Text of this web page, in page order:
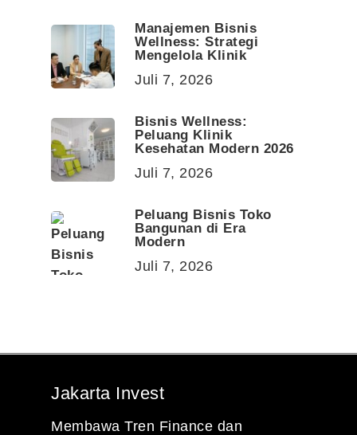
Manajemen Bisnis
Wellness: Strategi
Mengelola Klinik
Juli 7, 2026
Bisnis Wellness:
Peluang Klinik
Kesehatan Modern 2026
Juli 7, 2026
Peluang Bisnis Toko
Bangunan di Era
Modern
Juli 7, 2026
Jakarta Invest
Membawa Tren Finance dan